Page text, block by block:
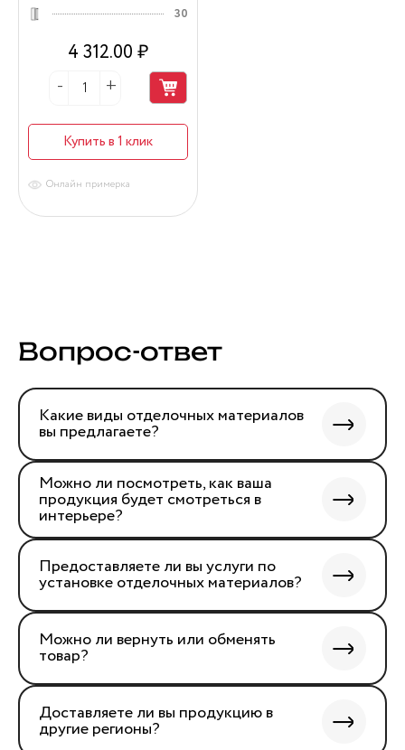
30
4 312.00 ₽
Купить в 1 клик
Онлайн примерка
Вопрос-ответ
Какие виды отделочных материалов
вы предлагаете?
Можно ли посмотреть, как ваша
продукция будет смотреться в
интерьере?
Предоставляете ли вы услуги по
установке отделочных материалов?
Можно ли вернуть или обменять
товар?
Доставляете ли вы продукцию в
другие регионы?